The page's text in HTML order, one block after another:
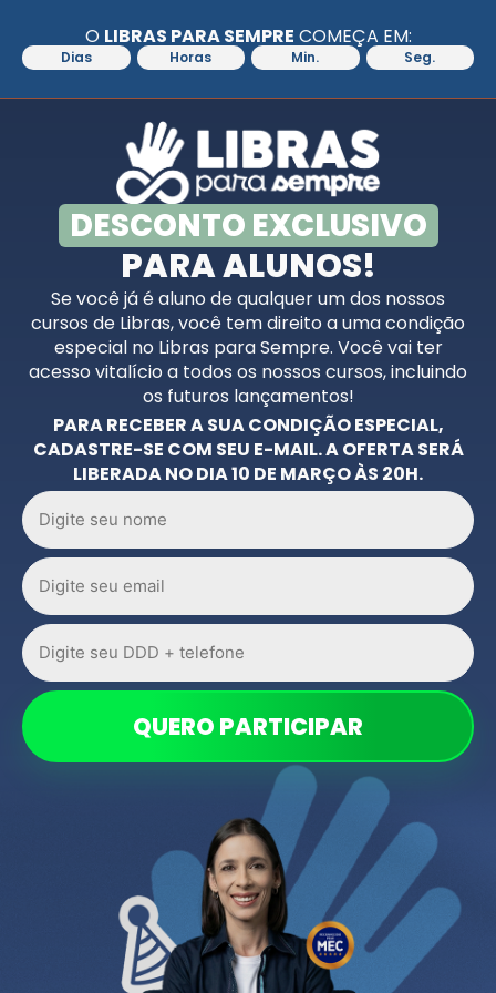
O LIBRAS PARA SEMPRE COMEÇA EM:
Dias Horas Min. Seg.
DESCONTO EXCLUSIVO
PARA ALUNOS!
Se você já é aluno de qualquer um dos nossos
cursos de Libras, você tem direito a uma condição
especial no Libras para Sempre. Você vai ter
acesso vitalício a todos os nossos cursos, incluindo
os futuros lançamentos!
PARA RECEBER A SUA CONDIÇÃO ESPECIAL,
CADASTRE-SE COM SEU E-MAIL. A OFERTA SERÁ
LIBERADA NO DIA 10 DE MARÇO ÀS 20H.
QUERO PARTICIPAR